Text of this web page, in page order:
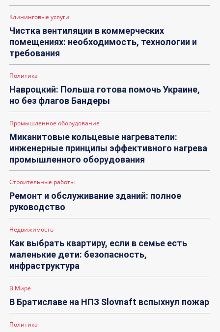
Клининговые услуги
Чистка вентиляции в коммерческих
помещениях: необходимость, технологии и
требования
Политика
Навроцкий: Польша готова помочь Украине,
но без флагов Бандеры
Промышленное оборудование
Миканитовые кольцевые нагреватели:
инженерные принципы эффективного нагрева
промышленного оборудования
Строительные работы
Ремонт и обслуживание зданий: полное
руководство
Недвижимость
Как выбрать квартиру, если в семье есть
маленькие дети: безопасность,
инфраструктура
В Мире
В Братиславе на НПЗ Slovnaft вспыхнул пожар
Политика